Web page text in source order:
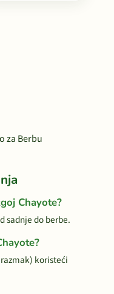
za Berbu
Chayote?
sadnje do berbe.
koristeći